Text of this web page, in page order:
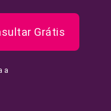
Grátis
a